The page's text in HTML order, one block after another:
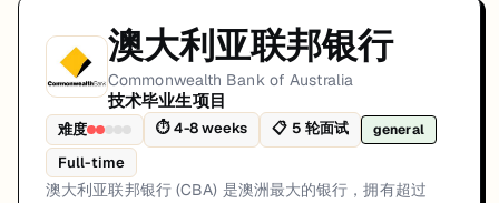
岗位方向: general
澳大利亚联邦银行 (CBA) 是澳洲最大的银行，拥有超过 1700 万客户
Commonwealth Bank of Australia的技术毕业生项目面试共5轮，以下
第1轮 (30-60 minutes): 通过 CBA 的 Workday 门户提交申请。
面试亮点: 12-24 month rotational program across multiple
澳大利亚联邦银行
Commonwealth Bank of Australia
技术毕业生项目
难度 ⏱4-8 weeks 📋 5 轮面试 general
Full-time
澳大利亚联邦银行 (CBA) 是澳洲最大的银行，拥有超过